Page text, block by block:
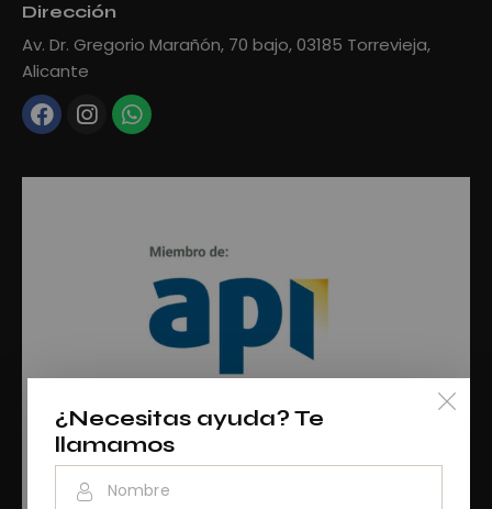
Dirección
Av. Dr. Gregorio Marañón, 70 bajo, 03185 Torrevieja,
Alicante
¿Necesitas ayuda? Te
llamamos